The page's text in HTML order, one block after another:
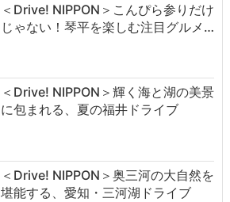
＜Drive! NIPPON＞こんぴら参りだけ
じゃない！琴平を楽しむ注目グルメ…
＜Drive! NIPPON＞輝く海と湖の美景
に包まれる、夏の福井ドライブ
＜Drive! NIPPON＞奥三河の大自然を
堪能する、愛知・三河湖ドライブ